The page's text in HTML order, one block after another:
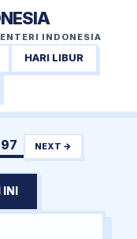
INDONESIA
HARI LIBUR
NEXT →